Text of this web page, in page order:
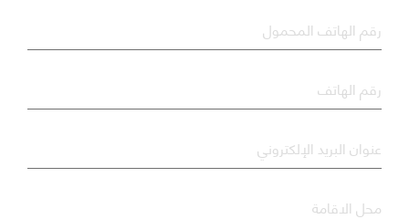
رقم الهاتف المحمول
رقم الهاتف
عنوان البريد الإلكتروني
محل الاقامة